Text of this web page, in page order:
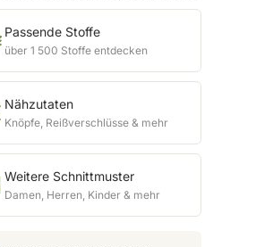
Passende Stoffe
über 1 500 Stoffe entdecken
Nähzutaten
Knöpfe, Reißverschlüsse & mehr
Weitere Schnittmuster
Damen, Herren, Kinder & mehr